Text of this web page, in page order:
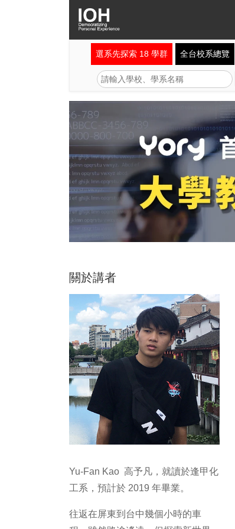
選系先探索 18 學群 全台校系總覽
關於講者
Yu-Fan Kao 高予凡，就讀於逢甲化
工系，預計於 2019 年畢業。
往返在屏東到台中幾個小時的車